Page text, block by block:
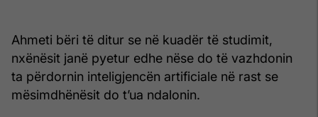
Ahmeti bëri të ditur se në kuadër të studimit,
nxënësit janë pyetur edhe nëse do të vazhdonin
ta përdornin inteligjencën artificiale në rast se
mësimdhënësit do t’ua ndalonin.